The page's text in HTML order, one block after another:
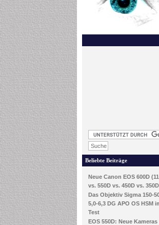
Beliebte Beiträge
Neue Canon EOS 600D
vs. 550D vs. 450D vs.
Das Objektiv Sigma 150-
5,0-6,3 DG APO OS HSM
Test
EOS 550D: Neue